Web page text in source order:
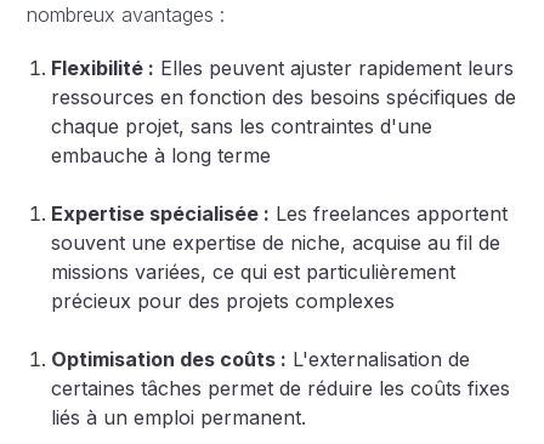
nombreux avantages :
Flexibilité : Elles peuvent ajuster rapidement leurs
ressources en fonction des besoins spécifiques de
chaque projet, sans les contraintes d'une
embauche à long terme
Expertise spécialisée : Les freelances apportent
souvent une expertise de niche, acquise au fil de
missions variées, ce qui est particulièrement
précieux pour des projets complexes
Optimisation des coûts : L'externalisation de
certaines tâches permet de réduire les coûts fixes
liés à un emploi permanent.